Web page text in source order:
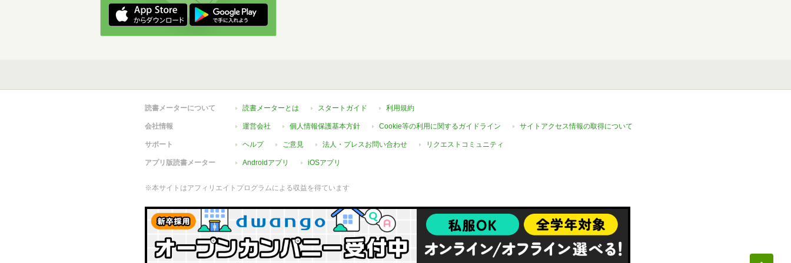
読書メーターについて 読書メーターとは スタートガイド 利用規約
会社情報 運営会社 個人情報保護基本方針 Cookie等の利用に関するガイドライン サイトアクセス情報の取得について
サポート ヘルプ ご意見 法人・プレスお問い合わせ リクエストコミュニティ
アプリ版読書メーター Androidアプリ iOSアプリ
※本サイトはアフィリエイトプログラムによる収益を得ています